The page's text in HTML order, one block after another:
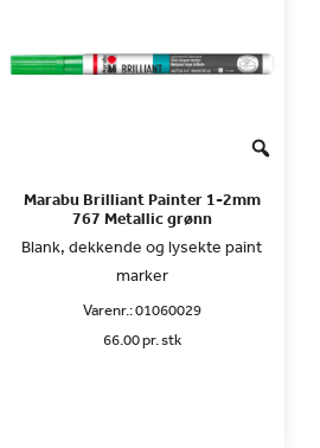
Marabu Brilliant Painter 1-2mm
767 Metallic grønn
Blank, dekkende og lysekte paint
marker
Varenr.:01060029
66.00 pr. stk